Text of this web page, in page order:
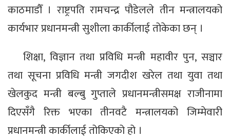
काठमाडौँ । राष्ट्रपति रामचन्द्र पौडेलले तीन मन्त्रालयको
कार्यभार प्रधानमन्त्री सुशीला कार्कीलाई तोकेका छन् ।
शिक्षा, विज्ञान तथा प्रविधि मन्त्री महावीर पुन, सञ्चार
तथा सूचना प्रविधि मन्त्री जगदीश खरेल तथा युवा तथा
खेलकुद मन्त्री बल्बु गुप्ताले प्रधानमन्त्रीसमक्ष राजीनामा
दिएसँगै रिक्त भएका तीनवटै मन्त्रालयको जिम्मेवारी
प्रधानमन्त्री कार्कीलाई तोकिएको हो ।